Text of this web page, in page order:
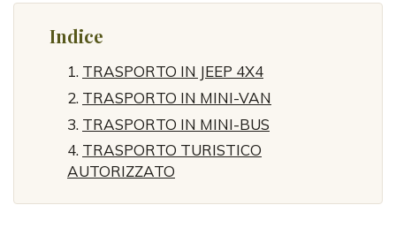
Indice
TRASPORTO IN JEEP 4X4
TRASPORTO IN MINI-VAN
TRASPORTO IN MINI-BUS
TRASPORTO TURISTICO
AUTORIZZATO